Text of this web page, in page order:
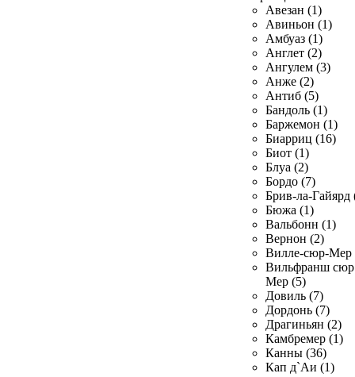
Авезан (1)
Авиньон (1)
Амбуаз (1)
Англет (2)
Ангулем (3)
Анже (2)
Антиб (5)
Бандоль (1)
Баржемон (1)
Биарриц (16)
Биот (1)
Блуа (2)
Бордо (7)
Брив-ла-Гайярд
Бюжа (1)
Вальбонн (1)
Вернон (2)
Вилле-сюр-Мер
Вильфранш сюр
Мер (5)
Довиль (7)
Дордонь (7)
Драгиньян (2)
Камбремер (1)
Канны (36)
Кап д`Аи (1)